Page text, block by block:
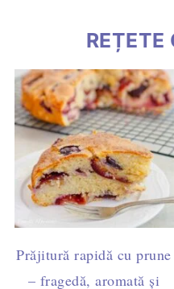
REȚETE
Prăjitură rapidă cu prune
– fragedă, aromată și